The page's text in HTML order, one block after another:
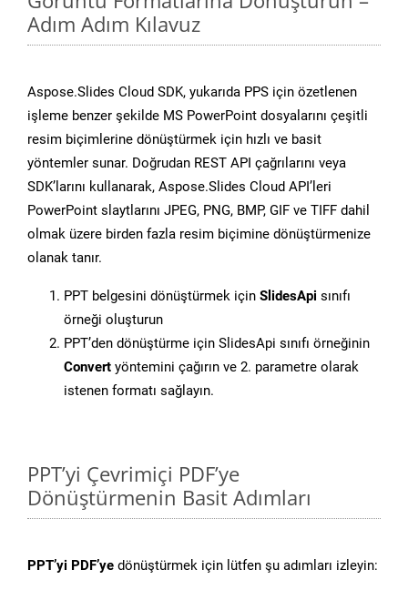
Adım Adım Kılavuz
Aspose.Slides Cloud SDK, yukarıda PPS için özetlenen
işleme benzer şekilde MS PowerPoint dosyalarını çeşitli
resim biçimlerine dönüştürmek için hızlı ve basit
yöntemler sunar. Doğrudan REST API çağrılarını veya
SDK’larını kullanarak, Aspose.Slides Cloud API’leri
PowerPoint slaytlarını JPEG, PNG, BMP, GIF ve TIFF dahil
olmak üzere birden fazla resim biçimine dönüştürmenize
olanak tanır.
PPT belgesini dönüştürmek için SlidesApi sınıfı
örneği oluşturun
PPT’den dönüştürme için SlidesApi sınıfı örneğinin
Convert yöntemini çağırın ve 2. parametre olarak
istenen formatı sağlayın.
PPT’yi Çevrimiçi PDF’ye
Dönüştürmenin Basit Adımları
PPT’yi PDF’ye dönüştürmek için lütfen şu adımları izleyin: